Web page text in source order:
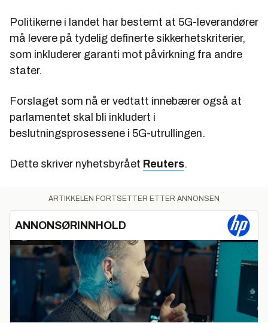
Politikerne i landet har bestemt at 5G-leverandører
må levere på tydelig definerte sikkerhetskriterier,
som inkluderer garanti mot påvirkning fra andre
stater.
Forslaget som nå er vedtatt innebærer også at
parlamentet skal bli inkludert i
beslutningsprosessene i 5G-utrullingen.
Dette skriver nyhetsbyrået Reuters.
ARTIKKELEN FORTSETTER ETTER ANNONSEN
ANNONSØRINNHOLD